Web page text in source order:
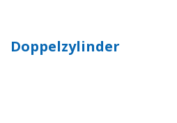
Doppelzylinder